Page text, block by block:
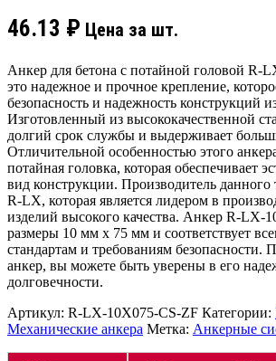
46.13 ₽ Цена за шт.
Анкер для бетона с потайной головой R-
это надежное и прочное крепление,
безопасность и надежность конструкций
Изготовленный из высококачественной
долгий срок службы и выдерживает
Отличительной особенностью этого
потайная головка, которая обеспечивает
вид конструкции. Производитель данного
R-LX, которая является лидером в
изделий высокого качества. Анкер R-LX-
размеры 10 мм х 75 мм и соответствует
стандартам и требованиям безопасности.
анкер, вы можете быть уверены в его
долговечности.
Артикул: R-LX-10X075-CS-ZF Категории:
Механические анкера Метка: Анкерные